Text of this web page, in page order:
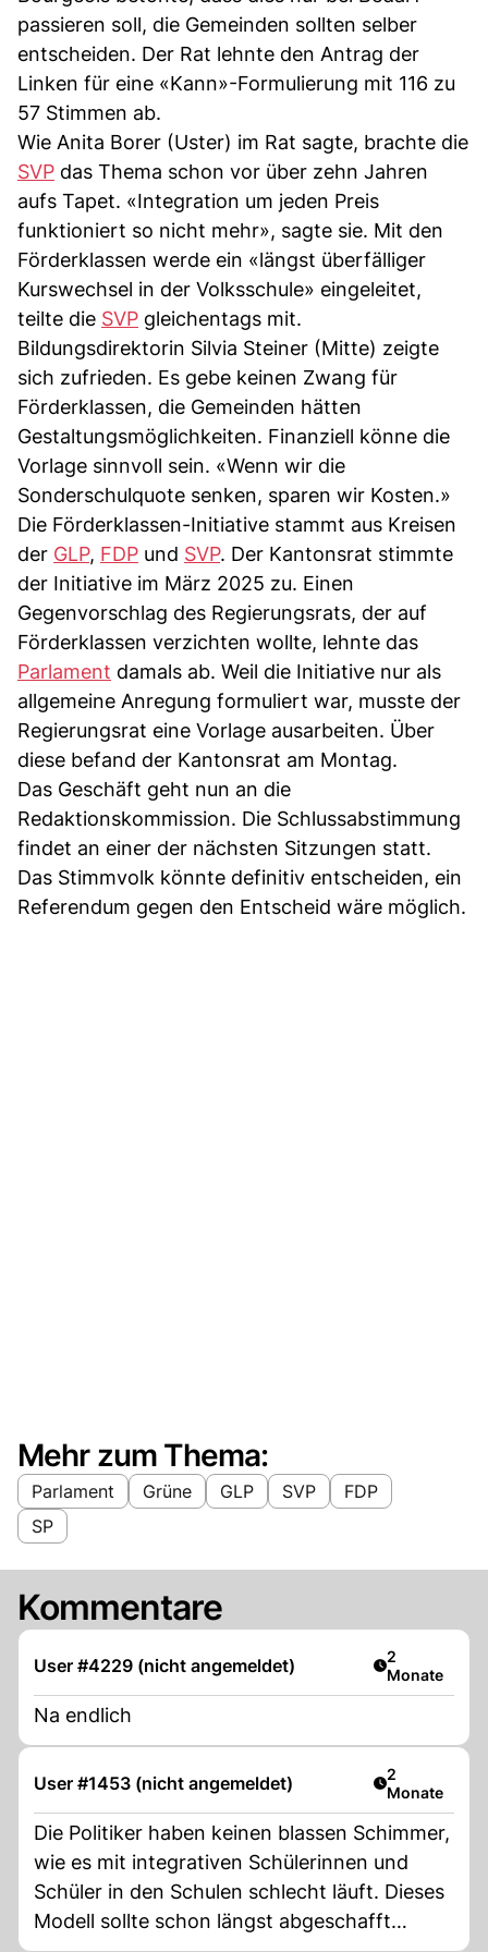
passieren soll, die Gemeinden sollten selber
entscheiden. Der Rat lehnte den Antrag der
Linken für eine «Kann»-Formulierung mit 116 zu
57 Stimmen ab.
Wie Anita Borer (Uster) im Rat sagte, brachte die
SVP das Thema schon vor über zehn Jahren
aufs Tapet. «Integration um jeden Preis
funktioniert so nicht mehr», sagte sie. Mit den
Förderklassen werde ein «längst überfälliger
Kurswechsel in der Volksschule» eingeleitet,
teilte die SVP gleichentags mit.
Bildungsdirektorin Silvia Steiner (Mitte) zeigte
sich zufrieden. Es gebe keinen Zwang für
Förderklassen, die Gemeinden hätten
Gestaltungsmöglichkeiten. Finanziell könne die
Vorlage sinnvoll sein. «Wenn wir die
Sonderschulquote senken, sparen wir Kosten.»
Die Förderklassen-Initiative stammt aus Kreisen
der GLP, FDP und SVP. Der Kantonsrat stimmte
der Initiative im März 2025 zu. Einen
Gegenvorschlag des Regierungsrats, der auf
Förderklassen verzichten wollte, lehnte das
Parlament damals ab. Weil die Initiative nur als
allgemeine Anregung formuliert war, musste der
Regierungsrat eine Vorlage ausarbeiten. Über
diese befand der Kantonsrat am Montag.
Das Geschäft geht nun an die
Redaktionskommission. Die Schlussabstimmung
findet an einer der nächsten Sitzungen statt.
Das Stimmvolk könnte definitiv entscheiden, ein
Referendum gegen den Entscheid wäre möglich.
Mehr zum Thema:
Parlament Grüne GLP SVP
FDP
SP
Kommentare
User #4229 (nicht angemeldet) Artikel
2
Monate
Na endlich
User #1453 (nicht angemeldet) Artikel
2
Monate
Die Politiker haben keinen blassen Schimmer,
wie es mit integrativen Schülerinnen und
Schüler in den Schulen schlecht läuft. Dieses
Modell sollte schon längst abgeschafft